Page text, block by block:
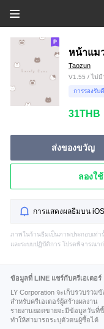
หน้าแม
Taozun
V1.55 / ไม่
การรองรับ
31THB
ส่งของขวัญ
ลองใ
การแสดงผลธีมบน
ภาพในร้านธีมเป็นภาพประกอบเท่
และระบบปฏิบัติการ โปรดพิจารณา
ข้อมูลที่ LINE แชร์กับครีเอเตอร์
LY Corporation จะเก็บรวบรว
สำหรับครีเอเตอร์ผู้สร้างผลงาน
รายงานยอดขายจะมีข้อมูลวันที่
ทำให้สามารถระบุตัวตนผู้ซื้อได้